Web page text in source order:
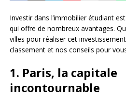
Investir dans l’immobilier étudiant
qui offre de nombreux avantages.
villes pour réaliser cet
classement et nos conseils pour
1. Paris, la capitale
incontournable